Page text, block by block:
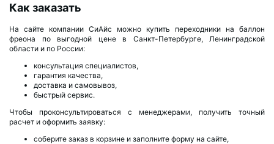
Как заказать
На сайте компании СиАйс можно купить переходники на баллон
фреона по выгодной цене в Санкт-Петербурге, Ленинградской
области и по России:
консультация специалистов,
гарантия качества,
доставка и самовывоз,
быстрый сервис.
Чтобы проконсультироваться с менеджерами, получить точный
расчет и оформить заявку:
соберите заказ в корзине и заполните форму на сайте,